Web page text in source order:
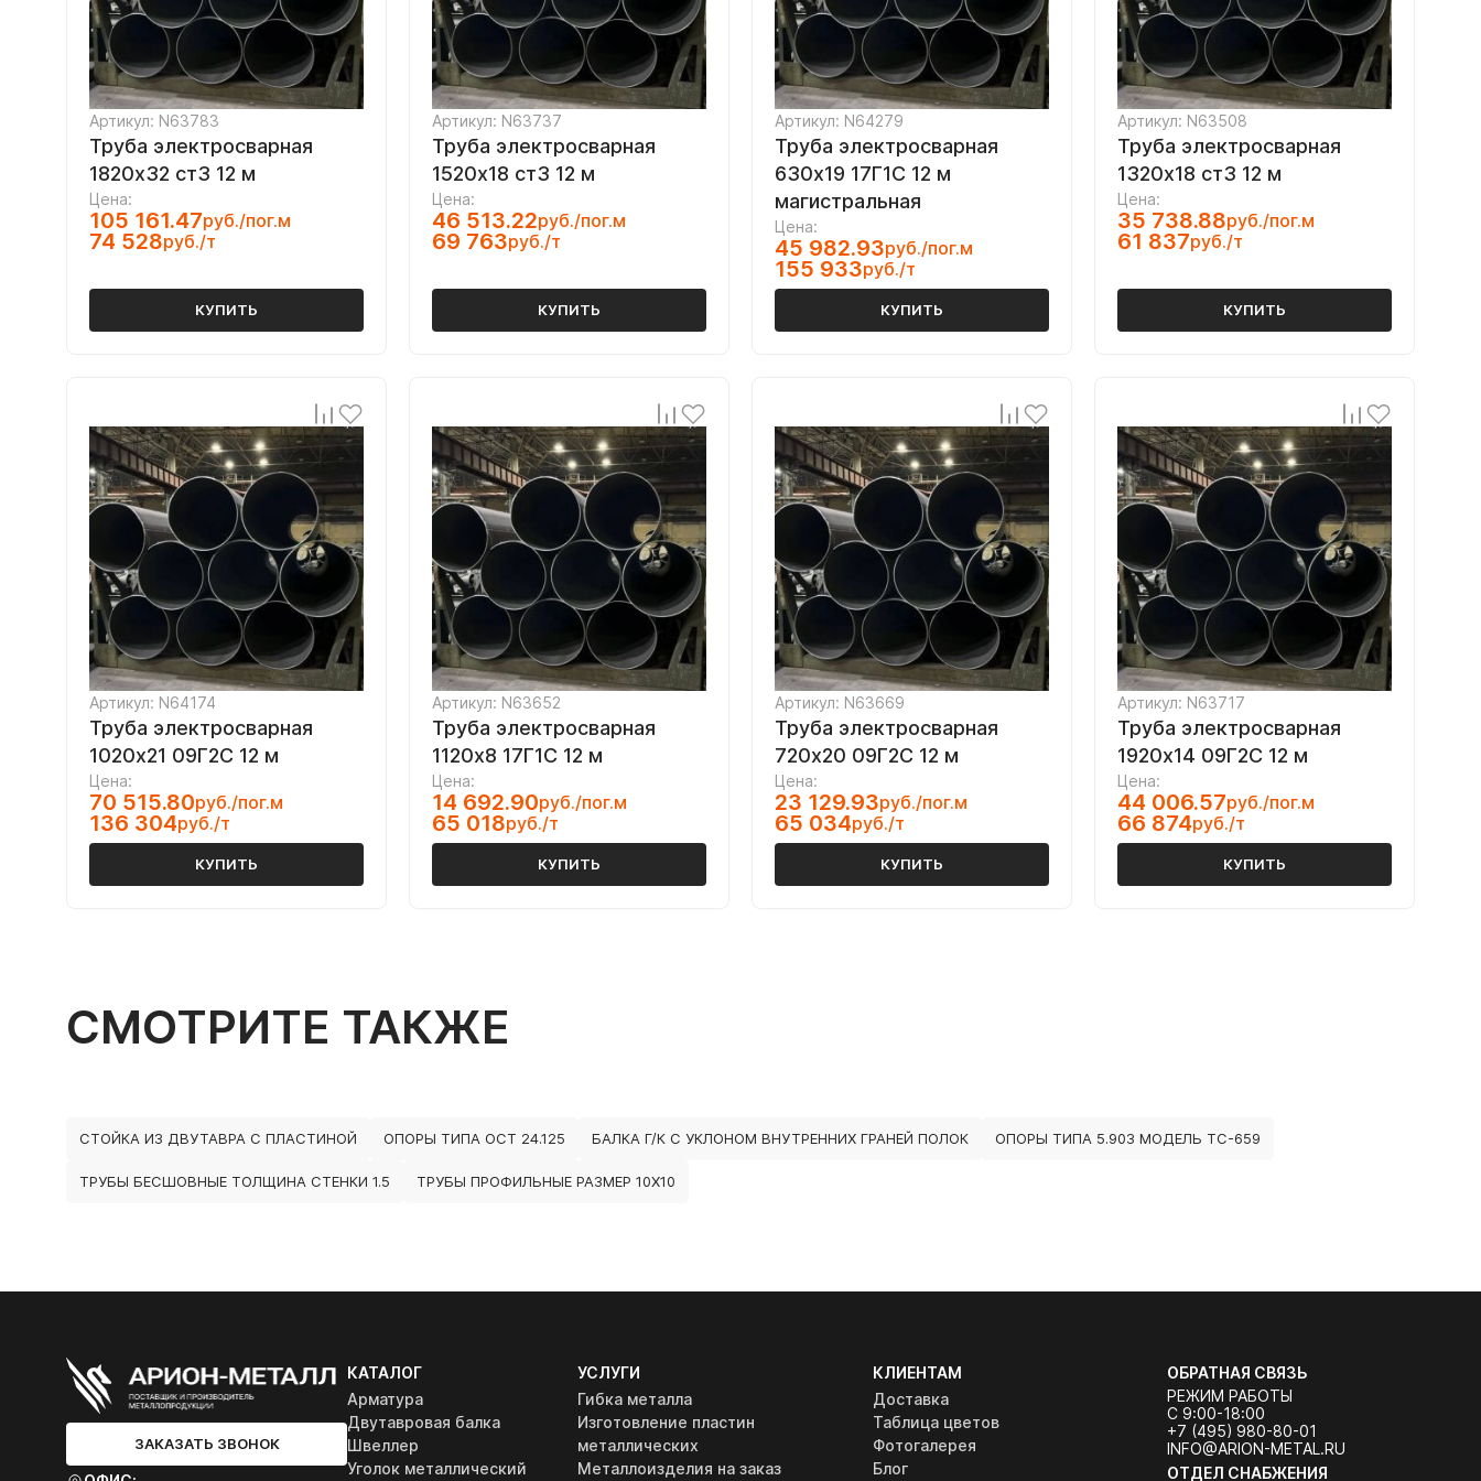
Артикул: N63783
Труба электросварная
1820х32 ст3 12 м
Цена:
105 161.47руб./пог.м
74 528руб./т
КУПИТЬ
Артикул: N63737
Труба электросварная
1520х18 ст3 12 м
Цена:
46 513.22руб./пог.м
69 763руб./т
КУПИТЬ
Артикул: N64279
Труба электросварная
630х19 17Г1С 12 м
магистральная
Цена:
45 982.93руб./пог.м
155 933руб./т
КУПИТЬ
Артикул: N63508
Труба электросварная
1320х18 ст3 12 м
Цена:
35 738.88руб./пог.м
61 837руб./т
КУПИТЬ
Артикул: N64174
Труба электросварная
1020х21 09Г2С 12 м
Цена:
70 515.80руб./пог.м
136 304руб./т
КУПИТЬ
Артикул: N63652
Труба электросварная
1120х8 17Г1С 12 м
Цена:
14 692.90руб./пог.м
65 018руб./т
КУПИТЬ
Артикул: N63669
Труба электросварная
720х20 09Г2С 12 м
Цена:
23 129.93руб./пог.м
65 034руб./т
КУПИТЬ
Артикул: N63717
Труба электросварная
1920х14 09Г2С 12 м
Цена:
44 006.57руб./пог.м
66 874руб./т
КУПИТЬ
СМОТРИТЕ ТАКЖЕ
СТОЙКА ИЗ ДВУТАВРА С ПЛАСТИНОЙ ОПОРЫ ТИПА ОСТ 24.125 БАЛКА Г/К С УКЛОНОМ ВНУТРЕННИХ ГРАНЕЙ ПОЛОК ОПОРЫ ТИПА 5.903 МОДЕЛЬ ТС-659
ТРУБЫ БЕСШОВНЫЕ ТОЛЩИНА СТЕНКИ 1.5 ТРУБЫ ПРОФИЛЬНЫЕ РАЗМЕР 10Х10
ЗАКАЗАТЬ ЗВОНОК
КАТАЛОГ
Арматура
Двутавровая балка
Швеллер
Уголок металлический
УСЛУГИ
Гибка металла
Изготовление пластин
металлических
Металлоизделия на заказ
КЛИЕНТАМ
Доставка
Таблица цветов
Фотогалерея
Блог
ОБРАТНАЯ СВЯЗЬ
РЕЖИМ РАБОТЫ
С 9:00-18:00
+7 (495) 980-80-01
INFO@ARION-METAL.RU
ОТДЕЛ СНАБЖЕНИЯ